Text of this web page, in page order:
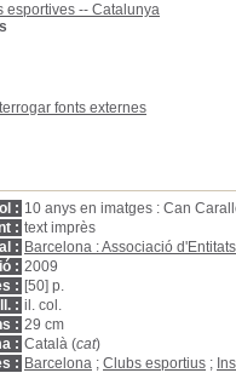
esportives -- Catalunya
fonts externes
: 10 anys en imatges : Can
: text imprès
: Barcelona : Associació
: 2009
: [50] p.
ll. : il. col.
: 29 cm
: Català (cat)
: Barcelona ; Clubs esportius ;